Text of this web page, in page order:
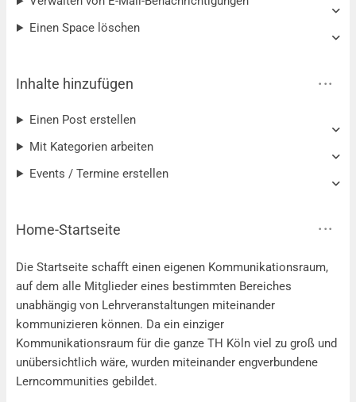
Einen Space löschen
Inhalte hinzufügen
Einen Post erstellen
Mit Kategorien arbeiten
Events / Termine erstellen
Home-Startseite
Die Startseite schafft einen eigenen Kommunikationsraum,
auf dem alle Mitglieder eines bestimmten Bereiches
unabhängig von Lehrveranstaltungen miteinander
kommunizieren können. Da ein einziger
Kommunikationsraum für die ganze TH Köln viel zu groß und
unübersichtlich wäre, wurden miteinander engverbundene
Lerncommunities gebildet.